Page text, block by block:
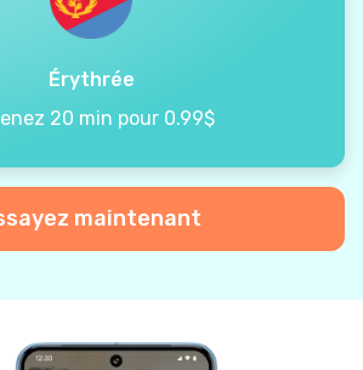
Érythrée
20 min pour 0.99$
maintenant